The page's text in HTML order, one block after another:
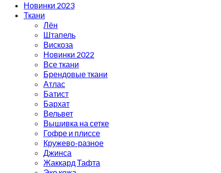
Новинки 2023
Ткани
Лён
Штапель
Вискоза
Новинки 2022
Все ткани
Брендовые ткани
Атлас
Батист
Бархат
Вельвет
Вышивка на сетке
Гофре и плиссе
Кружево-разное
Джинса
Жаккард Тафта